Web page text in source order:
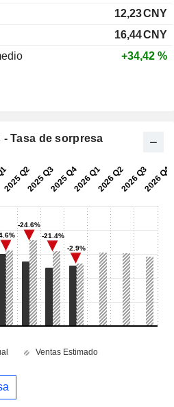
12,23CNY
16,44CNY
+34,42 %
Tasa de sorpresa